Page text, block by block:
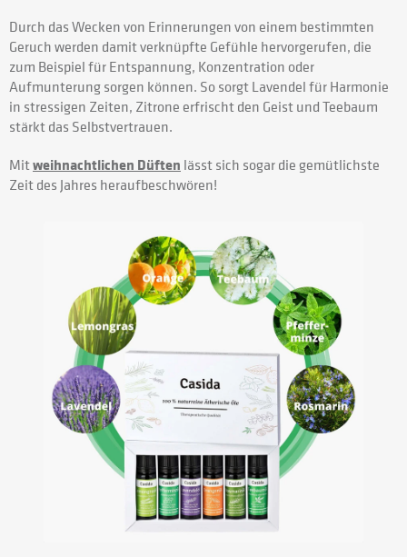
Durch das Wecken von Erinnerungen von einem bestimmten
Geruch werden damit verknüpfte Gefühle hervorgerufen, die
zum Beispiel für Entspannung, Konzentration oder
Aufmunterung sorgen können. So sorgt Lavendel für Harmonie
in stressigen Zeiten, Zitrone erfrischt den Geist und Teebaum
stärkt das Selbstvertrauen.
Mitweihnachtlichen Düften lässt sich sogar die gemütlichste
Zeit des Jahres heraufbeschwören!